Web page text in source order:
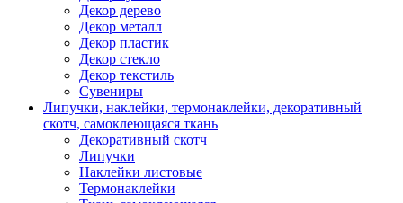
Декор дерево
Декор металл
Декор пластик
Декор стекло
Декор текстиль
Сувениры
Липучки, наклейки, термонаклейки, декоративный
скотч, самоклеющаяся ткань
Декоративный скотч
Липучки
Наклейки листовые
Термонаклейки